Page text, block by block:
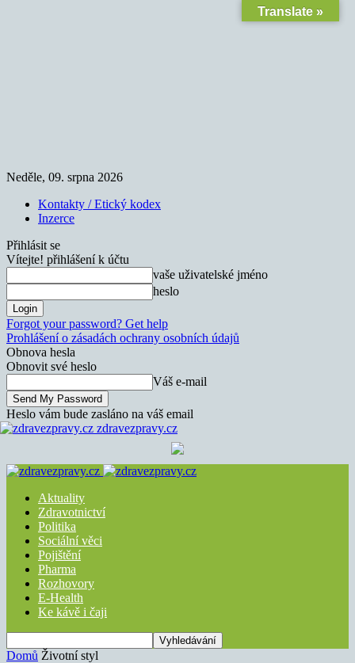
Neděle, 09. srpna 2026
Kontakty / Etický kodex
Inzerce
Přihlásit se
Vítejte! přihlášení k účtu
vaše uživatelské jméno
heslo
Forgot your password? Get help
Prohlášení o zásadách ochrany osobních údajů
Obnova hesla
Obnovit své heslo
Váš e-mail
Heslo vám bude zasláno na váš email
zdravezpravy.cz
Aktuality
Zdravotnictví
Politika
Sociální věci
Pojištění
Pharma
Rozhovory
E-Health
Ke kávě i čaji
Domů Životní styl
Translate »